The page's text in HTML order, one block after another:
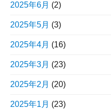
2025年6月 (2)
2025年5月 (3)
2025年4月 (16)
2025年3月 (23)
2025年2月 (20)
2025年1月 (23)